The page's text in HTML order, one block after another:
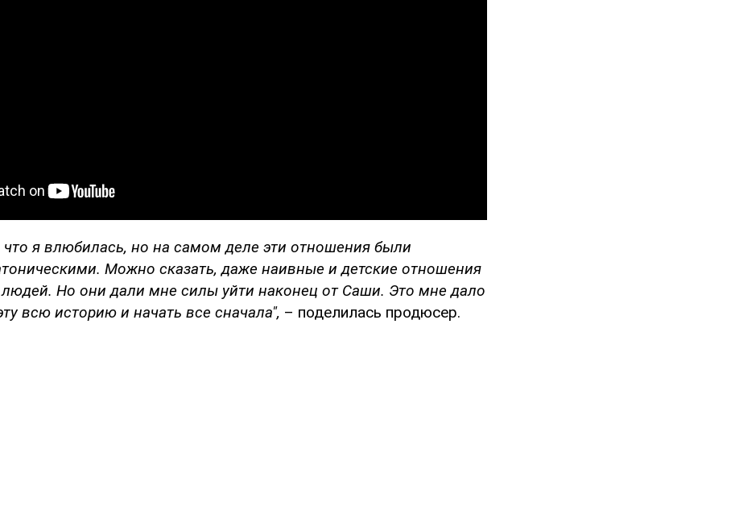
что я влюбилась, но на самом деле эти отношения были
Можно сказать, даже наивные и детские отношения
людей. Но они дали мне силы уйти наконец от Саши. Это мне дало
всю историю и начать все сначала", – поделилась продюсер.